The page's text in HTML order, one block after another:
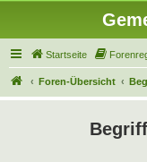
Startseite
Foren-Übersicht